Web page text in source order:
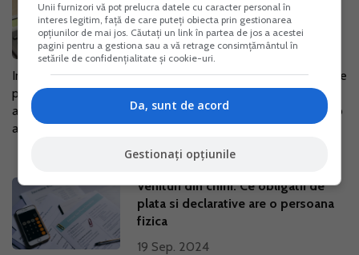
datoreaza in 2024
13 Nov. 2024
In 2024, persoanele care desfasoara activitati independente
prin intermediul unui cabinet medical individual (CMI) si, in
acelasi timp, au un contract de munca cu norma intreaga la o
alta entitate,...
Venituri din chirii: Ce obligatii de
plata si declarative are o persoana
fizica
19 Sep. 2024
Unii furnizori vă pot prelucra datele cu caracter personal în
interes legitim, față de care puteți obiecta prin gestionarea
opțiunilor de mai jos. Căutați un link în partea de jos a acestei
pagini pentru a gestiona sau a vă retrage consimțământul în
setările de confidențialitate și cookie-uri.
Da, sunt de acord
Gestionați opțiunile